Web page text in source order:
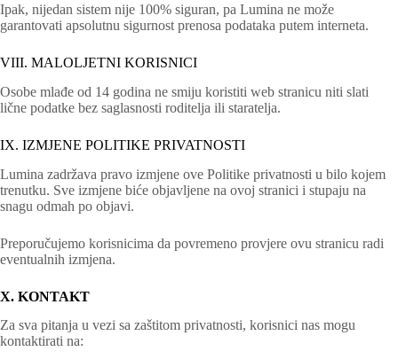
Ipak, nijedan sistem nije 100% siguran, pa Lumina ne može
garantovati apsolutnu sigurnost prenosa podataka putem interneta.
VIII. MALOLJETNI KORISNICI
Osobe mlađe od 14 godina ne smiju koristiti web stranicu niti slati
lične podatke bez saglasnosti roditelja ili staratelja.
IX. IZMJENE POLITIKE PRIVATNOSTI
Lumina zadržava pravo izmjene ove Politike privatnosti u bilo kojem
trenutku. Sve izmjene biće objavljene na ovoj stranici i stupaju na
snagu odmah po objavi.
Preporučujemo korisnicima da povremeno provjere ovu stranicu radi
eventualnih izmjena.
X. KONTAKT
Za sva pitanja u vezi sa zaštitom privatnosti, korisnici nas mogu
kontaktirati na: